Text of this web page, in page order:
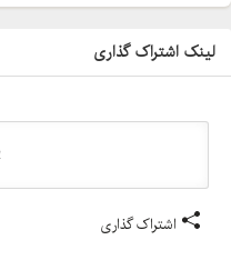
لینک اشتراک گذاری
اشتراک گذاری